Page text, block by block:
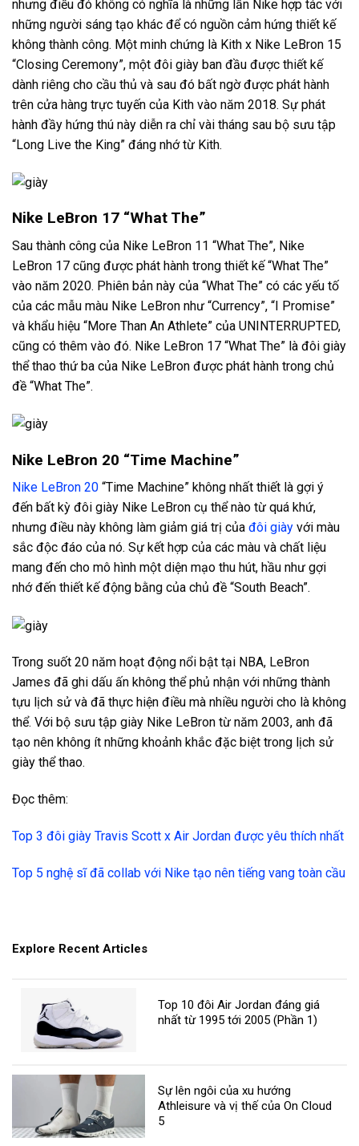
nhưng điều đó không có nghĩa là những lần Nike hợp tác với
những người sáng tạo khác để có nguồn cảm hứng thiết kế
không thành công. Một minh chứng là Kith x Nike LeBron 15
“Closing Ceremony”, một đôi giày ban đầu được thiết kế
dành riêng cho cầu thủ và sau đó bất ngờ được phát hành
trên cửa hàng trực tuyến của Kith vào năm 2018. Sự phát
hành đầy hứng thú này diễn ra chỉ vài tháng sau bộ sưu tập
“Long Live the King” đáng nhớ từ Kith.
Nike LeBron 17 “What The”
Sau thành công của Nike LeBron 11 “What The”, Nike
LeBron 17 cũng được phát hành trong thiết kế “What The”
vào năm 2020. Phiên bản này của “What The” có các yếu tố
của các mẫu màu Nike LeBron như “Currency”, “I Promise”
và khẩu hiệu “More Than An Athlete” của UNINTERRUPTED,
cũng có thêm vào đó. Nike LeBron 17 “What The” là đôi giày
thể thao thứ ba của Nike LeBron được phát hành trong chủ
đề “What The”.
Nike LeBron 20 “Time Machine”
Nike LeBron 20 “Time Machine” không nhất thiết là gợi ý
đến bất kỳ đôi giày Nike LeBron cụ thể nào từ quá khứ,
nhưng điều này không làm giảm giá trị của đôi giày với màu
sắc độc đáo của nó. Sự kết hợp của các màu và chất liệu
mang đến cho mô hình một diện mạo thu hút, hầu như gợi
nhớ đến thiết kế động bằng của chủ đề “South Beach”.
Trong suốt 20 năm hoạt động nổi bật tại NBA, LeBron
James đã ghi dấu ấn không thể phủ nhận với những thành
tựu lịch sử và đã thực hiện điều mà nhiều người cho là không
thể. Với bộ sưu tập giày Nike LeBron từ năm 2003, anh đã
tạo nên không ít những khoảnh khắc đặc biệt trong lịch sử
giày thể thao.
Đọc thêm:
Top 3 đôi giày Travis Scott x Air Jordan được yêu thích nhất
Top 5 nghệ sĩ đã collab với Nike tạo nên tiếng vang toàn cầu
Explore Recent Articles
Top 10 đôi Air Jordan đáng giá
nhất từ 1995 tới 2005 (Phần 1)
Sự lên ngôi của xu hướng
Athleisure và vị thế của On Cloud
5